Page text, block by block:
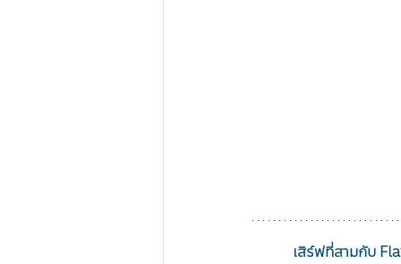
เสิร์ฟที่สามกับ